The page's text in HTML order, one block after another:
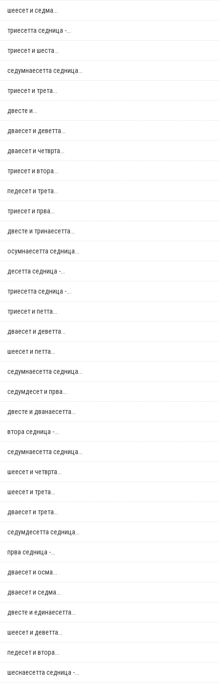
шеесет и седма...
триесетта седница -...
триесет и шеста...
седумнаесетта седница...
триесет и трета...
двестe и...
дваесет и деветта...
дваесет и четврта...
триесет и втора...
педесет и трета...
триесет и прва...
двестe и тринаесетта...
осумнaесетта седница...
десетта седница -...
триесетта седница -...
триесет и петта...
дваесет и деветта...
шеесет и петта...
седумнаесетта седница...
седумдесет и прва...
двестe и дванаесетта...
втора седница -...
седумнаесетта седница...
шеесет и четврта...
шеесет и трета...
дваесет и трета...
седумдесетта седница...
прва седница -...
дваесет и осма...
дваесет и седма...
двестe и единаесетта...
шеесет и деветта...
педесет и втора...
шеснаесетта седница -...